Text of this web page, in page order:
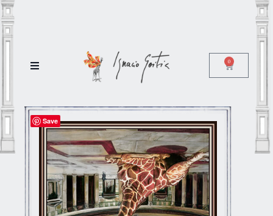
0
Save